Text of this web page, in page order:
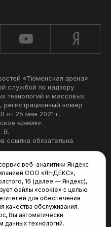
«Тюменская арена»
службой по надзору
технологий и массовых
номер
от 25 мая 2021 г.
время».
В.
ссылка обязательна.
28А
веб-аналитики Яндекс
ООО «ЯНДЕКС»,
16 (далее — Яндекс),
файлы «cookie» с целью
для обеспечения
качества обслуживания.
Вы автоматически
данных технологий.